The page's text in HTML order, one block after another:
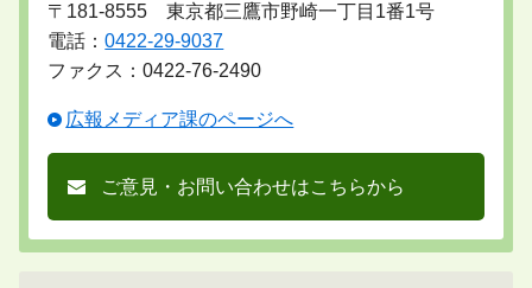
〒181-8555 東京都三鷹市野崎一丁目1番1号
電話：0422-29-9037
ファクス：0422-76-2490
広報メディア課のページへ
ご意見・お問い合わせはこちらから